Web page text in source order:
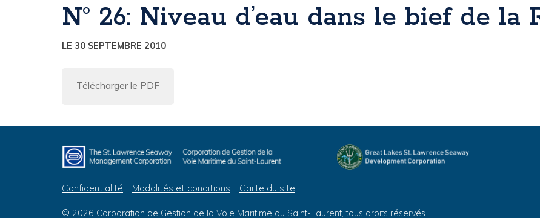
N° 26: Niveau d’eau dans le bief de la
LE 30 SEPTEMBRE 2010
Télécharger le PDF
Confidentialité Modalités et conditions Carte du site
© 2026 Corporation de Gestion de la Voie Maritime du Saint-Laurent, tous droits réservés